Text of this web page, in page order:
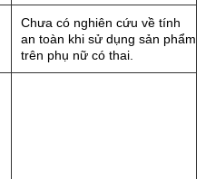
Chưa có nghiên cứu về tính
an toàn khi sử dụng sản phẩm
trên phụ nữ có thai.